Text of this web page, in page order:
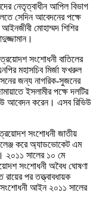
নেতৃত্বাধীন আপিল বিভাগ
সেদিন আবেদনের পক্ষে
মোহাম্মদ শিশির
ত্রয়োদশ সংশোধনী বাতিলের
মহাসচিব মির্জা ফখরুল
জন্য নাগরিক-সুজনের
ইসলামীর পক্ষে দলটির
আবেদন করেন। এসব রিভিউ
সংশোধনী জাতীয়
করে অ্যাডভোকেট এম
২০১১ সালের ১০ মে
সংশোধনী অবৈধ ঘোষণা
পর তত্ত্বাবধায়ক
সংশোধনী আইন ২০১১ সালের